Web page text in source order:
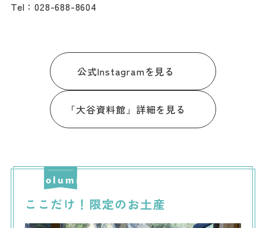
Tel：028-688-8604
公式Instagramを見る
「大谷資料館」詳細を見る
ここだけ！限定のお土産